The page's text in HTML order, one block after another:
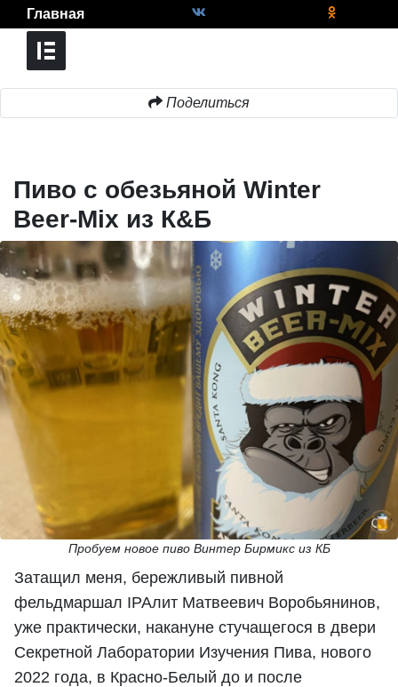
Главная
Поделиться
Пиво с обезьяной Winter
Beer-Mix из К&Б
Пробуем новое пиво Винтер Бирмикс из КБ
Затащил меня, бережливый пивной
фельдмаршал IPAлит Матвеевич Воробьянинов,
уже практически, накануне стучащегося в двери
Секретной Лаборатории Изучения Пива, нового
2022 года, в Красно-Белый до и после